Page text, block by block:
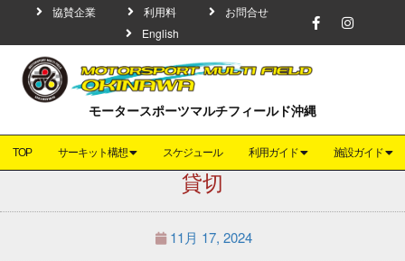
協賛企業 利用料
お問合せ
English
モータースポーツマルチフィールド沖縄
TOP サーキット構想 スケジュール 利用ガイド 施設ガイド
貸切
11月 17, 2024